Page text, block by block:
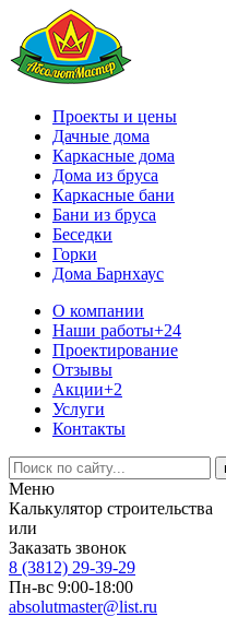
Проекты и цены
Дачные дома
Каркасные дома
Дома из бруса
Каркасные бани
Бани из бруса
Беседки
Горки
Дома Барнхаус
О компании
Наши работы+24
Проектирование
Отзывы
Акции+2
Услуги
Контакты
Меню
Калькулятор строительства
или
Заказать звонок
8 (3812) 29-39-29
Пн-вс 9:00-18:00
absolutmaster@list.ru